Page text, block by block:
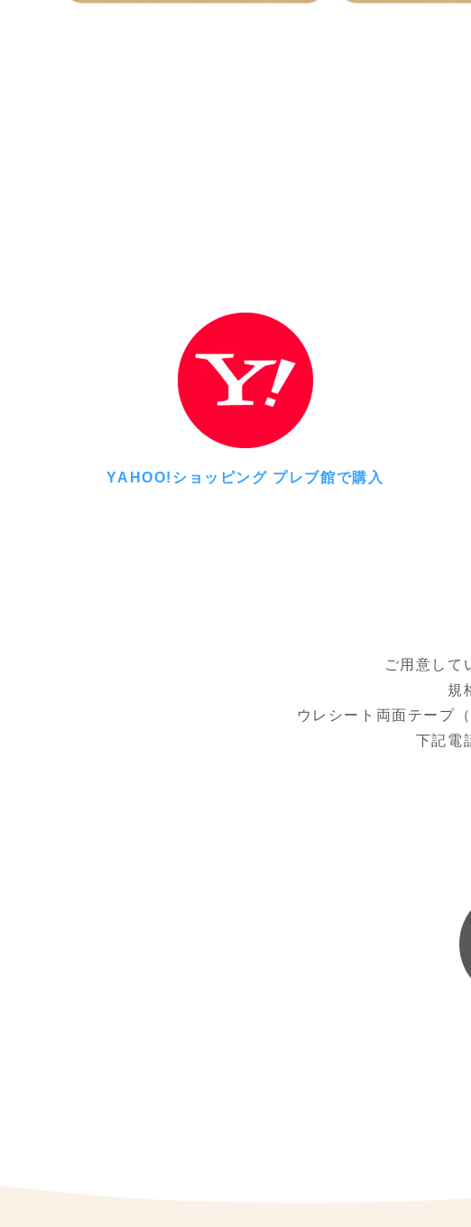
YAHOO!ショッピング プレブ館で購入
ご用意して
規
ウレシート両面テープ
下記電